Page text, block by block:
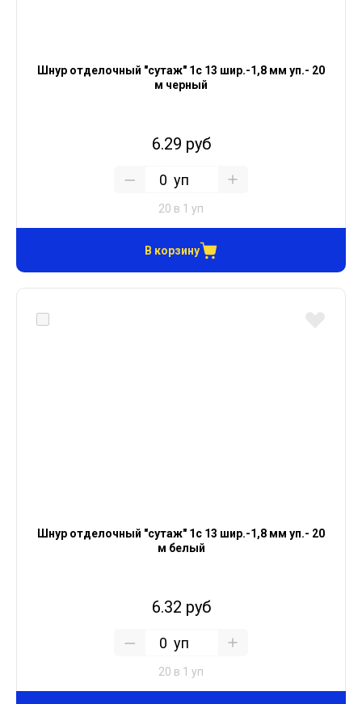
Шнур отделочный "сутаж" 1с 13 шир.-1,8 мм уп.- 20
м черный
6.29 руб
уп
20 в 1 уп
В корзину
Шнур отделочный "сутаж" 1с 13 шир.-1,8 мм уп.- 20
м белый
6.32 руб
уп
20 в 1 уп